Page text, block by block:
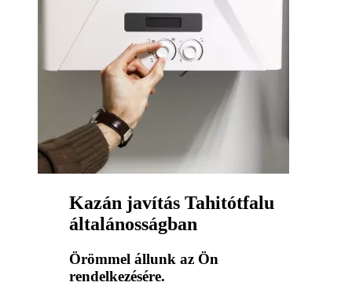
Kazán javítás Tahitótfalu
általánosságban
Örömmel állunk az Ön
rendelkezésére.